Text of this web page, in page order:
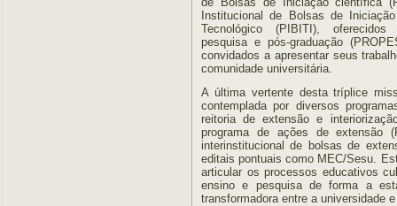
Institucional de Bolsas de
Tecnológico (PIBITI),
pesquisa e pós-graduação
convidados a apresentar seus
comunidade universitária.
A última vertente desta tríplice
contemplada por diversos
reitoria de extensão e
programa de ações de extensão
interinstitucional de bolsas de
editais pontuais como MEC/Sesu.
articular os processos educativos
ensino e pesquisa de forma a
transformadora entre a universidade